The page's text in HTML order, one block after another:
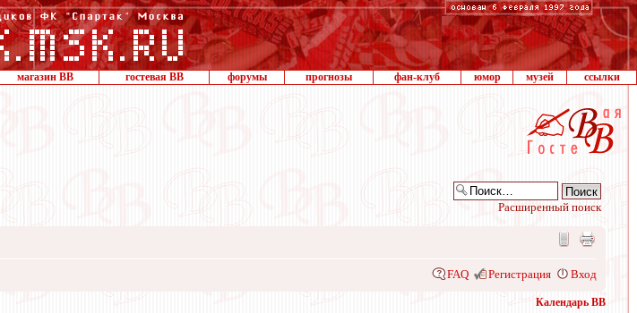
магазин ВВ гостевая ВВ форумы прогнозы фан-клуб юмор музей ссылки
Расширенный поиск
FAQ Регистрация Вход
Календарь ВВ